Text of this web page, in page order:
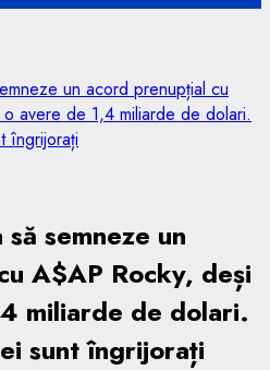
un acord prenupțial cu
avere de 1,4 miliarde de dolari.
îngrijorați
semneze un
A$AP Rocky, deși
miliarde de dolari.
sunt îngrijorați